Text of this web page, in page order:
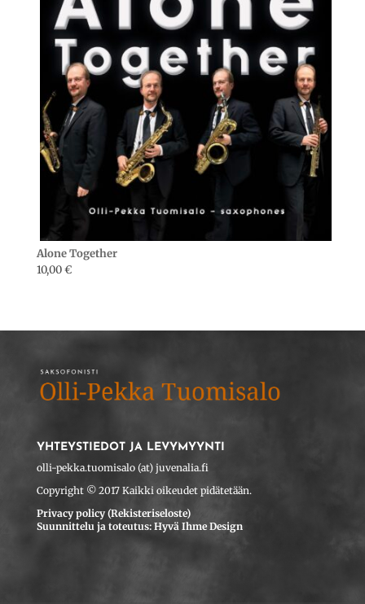
Alone Together
10,00€
YHTEYSTIEDOT JA LEVYMYYNTI
olli-pekka.tuomisalo (at) juvenalia.fi
Copyright © 2017 Kaikki oikeudet pidätetään.
Privacy policy (Rekisteriseloste)
Suunnittelu ja toteutus: Hyvä Ihme Design